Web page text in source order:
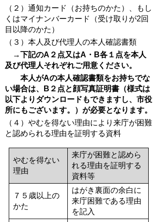
（２）通知カード（お持ちのかた）、もし
くはマイナンバーカード（受け取りが2回
目以降のかた）
（３）本人及び代理人の本人確認書類
→下記のA２点又はA・B各１点を本人
及び代理人それぞれご用意ください。
本人がAの本人確認書類をお持ちでな
い場合は、B２点と顔写真証明書（様式は
以下よりダウンロードもできますし、 市役
所にもございます。）が必要となります。
（４）やむを得ない理由により来庁が困難
と認められる理由を証明する資料
やむを得ない
理由
来庁が困難と認めら
れる理由を証明する
資料等
７５歳以上の
かた
はがき裏面の余白に
来庁困難である理由
を記入